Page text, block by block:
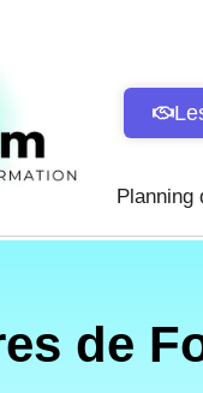
Planning
de